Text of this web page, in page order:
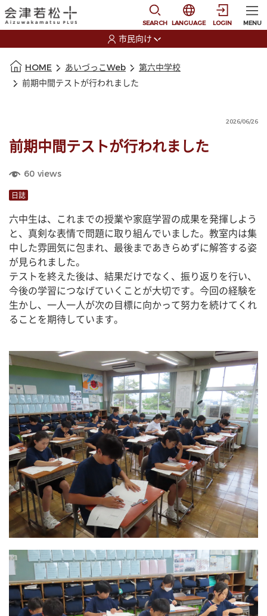
SEARCH
選択すると言語の切
LANGUAGE LOGIN MENU
市民向け
HOME あいづっこWeb
第六中学校
前期中間テストが行われました
2026/06/26
前期中間テストが行われました
60 views
日誌
六中生は、これまでの授業や家庭学習の成果を発揮しよう
と、真剣な表情で問題に取り組んでいました。教室内は集
中した雰囲気に包まれ、最後まであきらめずに解答する姿
が見られました。
テストを終えた後は、結果だけでなく、振り返りを行い、
今後の学習につなげていくことが大切です。今回の経験を
生かし、一人一人が次の目標に向かって努力を続けてくれ
ることを期待しています。